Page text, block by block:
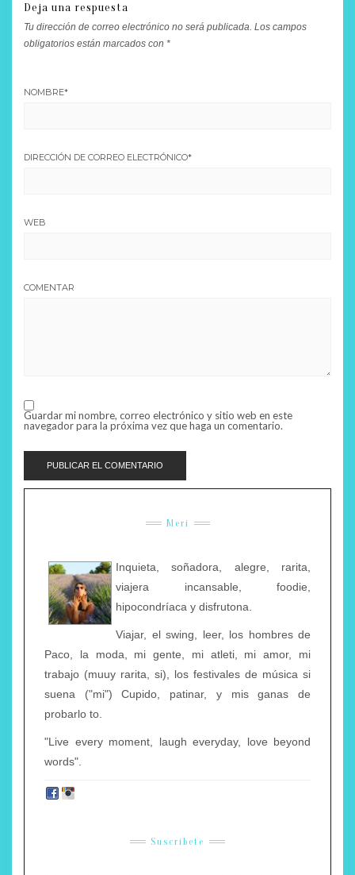
Deja una respuesta
Tu dirección de correo electrónico no será publicada. Los campos
obligatorios están marcados con *
NOMBRE*
DIRECCIÓN DE CORREO ELECTRÓNICO*
WEB
COMENTAR
Guardar mi nombre, correo electrónico y sitio web en este
navegador para la próxima vez que haga un comentario.
Meri
Inquieta, soñadora, alegre, rarita,
viajera incansable, foodie,
hipocondríaca y disfrutona.
Viajar, el swing, leer, los hombres de
Paco, la moda, mi gente, mi atleti, mi amor, mi
trabajo (muuy rarita, si), los festivales de música si
suena ("mi") Cupido, patinar, y mis ganas de
probarlo to.
"Live every moment, laugh everyday, love beyond
words".
Suscríbete